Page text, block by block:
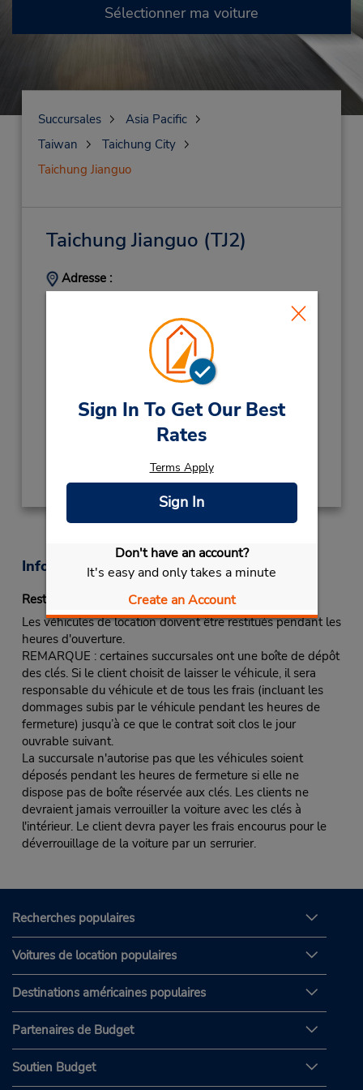
Sign In To Get Our Best
Rates
Terms Apply
Sign In
Don't have an account?
It's easy and only takes a minute
Create an Account
Sélectionner ma voiture
Succursales
Asia Pacific
Taiwan
Taichung City
Taichung Jianguo
Taichung Jianguo (TJ2)
Adresse :
Taichung City,
Taiwan
(886) 266206620
Heures d'exploitation :
Sun - Sat 8:30 AM - 8:30 PM
Succursale avec boîte de dépôt des clés
Obtenir un itinéraire
Informations sur la succursale
Restitutions après les heures d'ouverture
Les véhicules de location doivent être restitués pendant les
heures d'ouverture.
REMARQUE : certaines succursales ont une boîte de dépôt
des clés. Si le client choisit de laisser le véhicule, il sera
responsable du véhicule et de tous les frais (incluant les
dommages subis par le véhicule pendant les heures de
fermeture) jusqu’à ce que le contrat soit clos le jour
ouvrable suivant.
La succursale n'autorise pas que les véhicules soient
déposés pendant les heures de fermeture si elle ne
dispose pas de boîte réservée aux clés. Les clients ne
devraient jamais verrouiller la voiture avec les clés à
l'intérieur. Le client devra payer les frais encourus pour le
déverrouillage de la voiture par un serrurier.
Recherches populaires
Voitures de location populaires
Destinations américaines populaires
Partenaires de Budget
Soutien Budget